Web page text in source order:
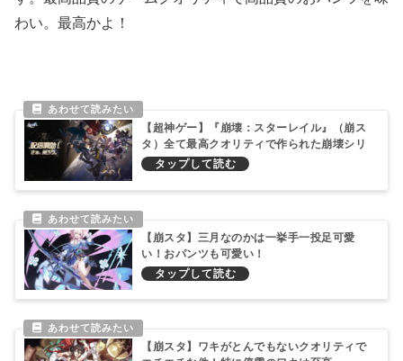
わい。最高かよ！
【超神ゲー】『崩壊：スターレイル』（崩ス
タ）全て最高クオリティで作られた崩壊シリ
ーズ最新作のRPG！おパンツも最高品質！
【崩スタ】三月なのかは一挙手一投足可愛
い！おパンツも可愛い！
【崩スタ】ワキがとんでもないクオリティで